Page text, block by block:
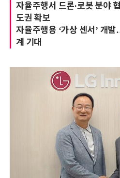
자율주행서 드론∙로봇 분야
도권 확보
자율주행용 ‘가상 센서’ 개
계 기대